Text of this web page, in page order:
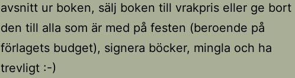
avsnitt ur boken, sälj boken till vrakpris eller ge bort
den till alla som är med på festen (beroende på
förlagets budget), signera böcker, mingla och ha
trevligt :-)